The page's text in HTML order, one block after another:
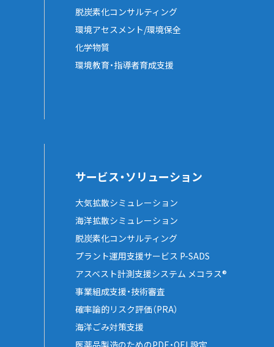
脱炭素化コンサルティング
環境アセスメント/環境保全
化学物質
環境教育・指導者育成支援
サービス・ソリューション
大気拡散シミュレーション
海洋拡散シミュレーション
脱炭素化コンサルティング
プラント運用支援サービス P-SADS
アスベスト計測支援システム メコラス®
事業組成支援・技術審査
確率論的リスク評価（PRA）
海洋ごみ対策支援